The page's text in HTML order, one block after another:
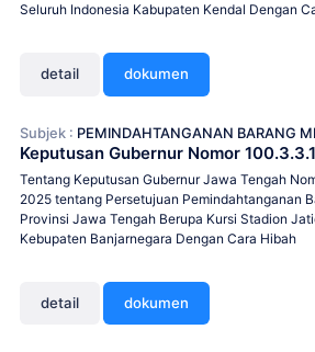
Seluruh Indonesia Kabupaten Kendal Dengan
detail dokumen
Subjek : PEMINDAHTANGANAN BARANG
Keputusan Gubernur Nomor
Tentang Keputusan Gubernur Jawa Tengah
2025 tentang Persetujuan Pemindahtanganan
Provinsi Jawa Tengah Berupa Kursi Stadion
Kebupaten Banjarnegara Dengan Cara Hibah
detail dokumen